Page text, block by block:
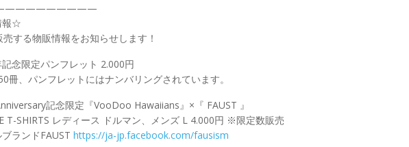
報☆
売する物販情報をお知らせします！
記念限定パンフレット 2.000円
冊、パンフレットにはナンバリングされています。
記念限定『VooDoo Hawaiians』×『 FAUST 』
T-SHIRTS レディース ドルマン、メンズ L 4.000円 ※限定数販売
ランドFAUST https://ja-jp.facebook.com/fausism